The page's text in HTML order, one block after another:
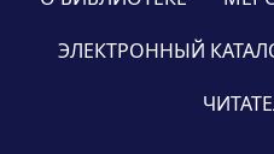
ЭЛЕКТРОННЫЙ